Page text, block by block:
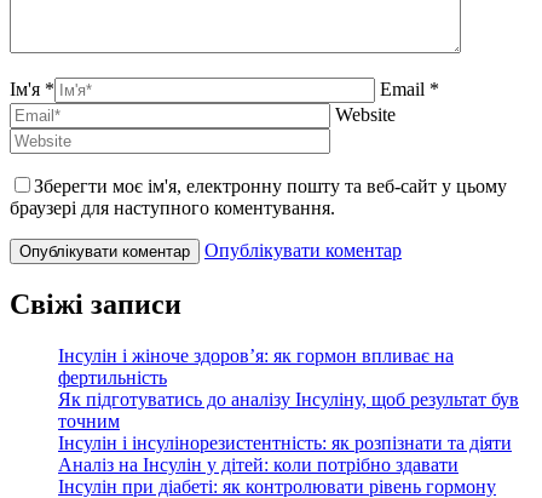
Ім'я *
Email *
Website
Зберегти моє ім'я, електронну пошту та веб-сайт у цьому
браузері для наступного коментування.
Опублікувати коментар
Свіжі записи
Інсулін і жіноче здоров’я: як гормон впливає на
фертильність
Як підготуватись до аналізу Інсуліну, щоб результат був
точним
Інсулін і інсулінорезистентність: як розпізнати та діяти
Аналіз на Інсулін у дітей: коли потрібно здавати
Інсулін при діабеті: як контролювати рівень гормону